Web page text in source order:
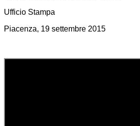
Ufficio Stampa
Piacenza, 19 settembre 2015